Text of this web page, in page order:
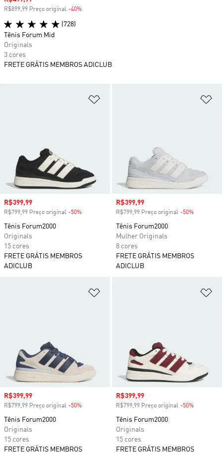
Preço com desconto
R$399,99
R$799,99 Preço original -50%
Tênis Forum2000
Originals
15 cores
FRETE GRÁTIS MEMBROS
ADICLUB
Preço com desconto
R$399,99
R$799,99 Preço original -50%
Tênis Forum2000
Mulher Originals
8 cores
FRETE GRÁTIS MEMBROS
ADICLUB
Preço com desconto
R$399,99
R$799,99 Preço original -50%
Tênis Forum2000
Originals
15 cores
FRETE GRÁTIS MEMBROS
Preço com desconto
R$399,99
R$799,99 Preço original -50%
Tênis Forum2000
Originals
15 cores
FRETE GRÁTIS MEMBROS
R$899,99 Preço original -40%
(728)
Tênis Forum Mid
Originals
3 cores
FRETE GRÁTIS MEMBROS ADICLUB